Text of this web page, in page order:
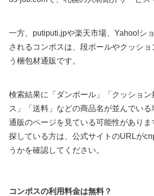
一方、putiputi.jpや楽天市場、Yahoo!シ
されるコンポスは、段ボールやクッショ
う梱包材通販です。
検索結果に「ダンボール」「クッション
ス」「送料」などの商品名が並んでい
通販のページを見ている可能性がありま
探している方は、公式サイトのURLが
うかを確認してください。
コンポスの利用料金は無料？